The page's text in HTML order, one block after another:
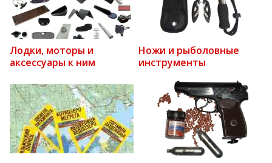
Лодки, моторы и
аксессуары к ним
Ножи и рыболовные
инструменты